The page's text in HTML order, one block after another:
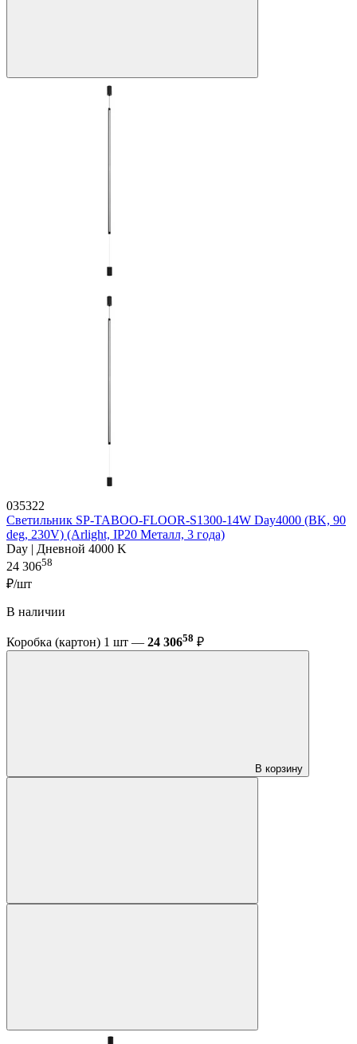
035322
Светильник SP-TABOO-FLOOR-S1300-14W Day4000 (BK, 90
deg, 230V) (Arlight, IP20 Металл, 3 года)
Day | Дневной 4000 K
24 30658
₽/шт
В наличии
Коробка (картон) 1 шт — 24 30658 ₽
В корзину